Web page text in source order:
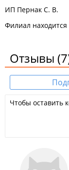
ИП Пернак С. В.
Филиал
Отзывы
Чтобы оставить